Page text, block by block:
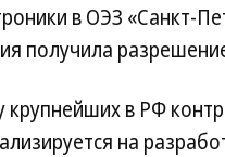
в ОЭЗ «Санкт-
получила
крупнейших в РФ
на